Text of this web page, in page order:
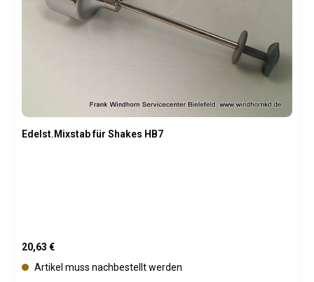
Edelst.Mixstab für Shakes HB7
Regulärer Preis:
20,63 €
Artikel muss nachbestellt werden